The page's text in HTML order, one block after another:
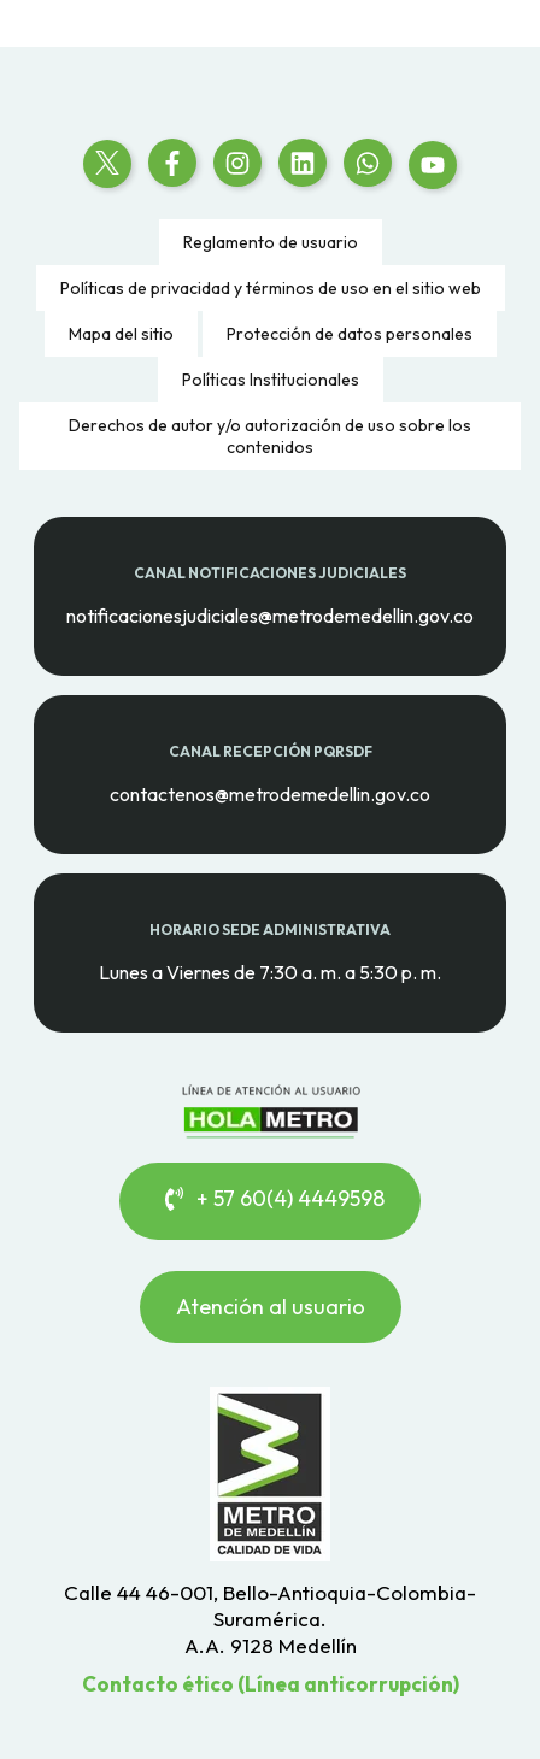
Reglamento de usuario
Políticas de privacidad y términos de uso en el sitio web
Mapa del sitio Protección de datos personales
Políticas Institucionales
Derechos de autor y/o autorización de uso sobre los
contenidos
CANAL NOTIFICACIONES JUDICIALES
notificacionesjudiciales@metrodemedellin.gov.co
CANAL RECEPCIÓN PQRSDF
contactenos@metrodemedellin.gov.co
HORARIO SEDE ADMINISTRATIVA
Lunes a Viernes de 7:30 a. m. a 5:30 p. m.
+ 57 60(4) 4449598
Atención al usuario
Calle 44 46-001, Bello-Antioquia-Colombia-
Suramérica.
A.A. 9128 Medellín
Contacto ético (Línea anticorrupción)